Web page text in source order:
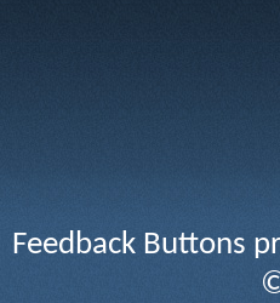
Feedback Buttons